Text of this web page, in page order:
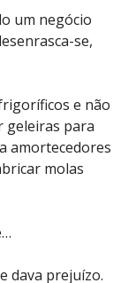
um negócio
se,
e não
geleiras para
amortecedores
molas
dava prejuízo.